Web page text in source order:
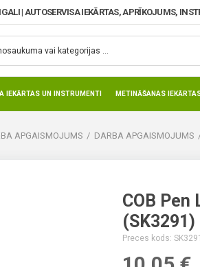
| AUTOSERVISA IEKĀRTAS, APRĪKOJUMS,
IEKĀRTAS UN INSTRUMENTI METINĀŠANAS
APGAISMOJUMS DARBA APGAISMOJUMS
COB
(SK3291)
Preces kods: